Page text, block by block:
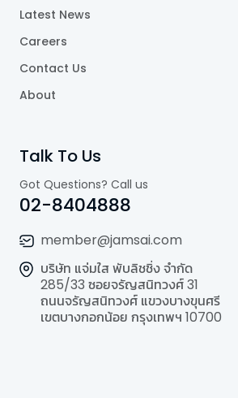
Latest News
Careers
Contact Us
About
Talk To Us
Got Questions? Call us
02-8404888
member@jamsai.com
บริษัท แจ่มใส พับลิชชิ่ง จำกัด
285/33 ซอยจรัญสนิทวงศ์ 31
ถนนจรัญสนิทวงศ์ แขวงบางขุนศรี
เขตบางกอกน้อย กรุงเทพฯ 10700